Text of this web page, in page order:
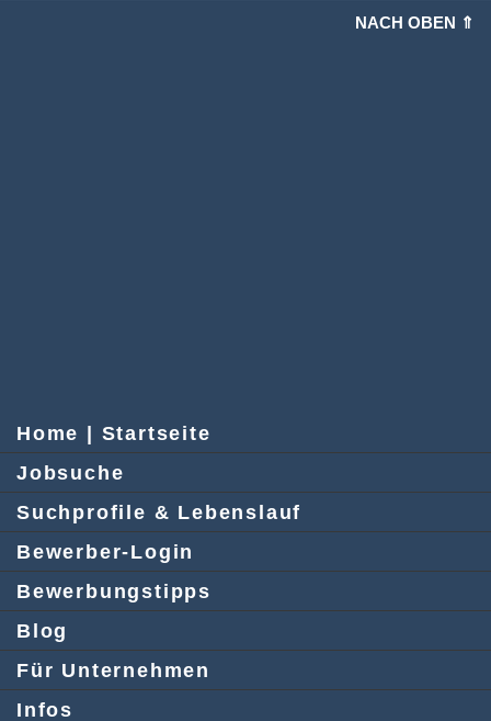
NACH OBEN ⇑
Home | Startseite
Jobsuche
Suchprofile & Lebenslauf
Bewerber-Login
Bewerbungstipps
Blog
Für Unternehmen
Infos